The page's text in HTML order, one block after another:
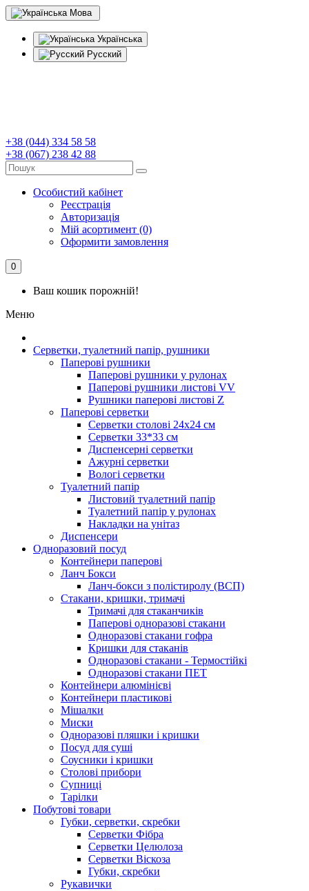
Мова
Українська
Русский
+38 (044) 334 58 58
+38 (067) 238 42 88
Особистий кабінет
Реєстрація
Авторизація
Мій асортимент (0)
Оформити замовлення
0
Ваш кошик порожній!
Меню
Серветки, туалетний папір, рушники
Паперові рушники
Паперові рушники у рулонах
Паперові рушники листові VV
Рушники паперові листові Z
Паперові серветки
Серветки столові 24х24 см
Серветки 33*33 см
Диспенсерні серветки
Ажурні серветки
Вологі серветки
Туалетний папір
Листовий туалетний папір
Туалетний папір у рулонах
Накладки на унітаз
Диспенсери
Одноразовий посуд
Контейнери паперові
Ланч Бокси
Ланч-бокси з полістиролу (ВСП)
Стакани, кришки, тримачі
Тримачі для стаканчиків
Паперові одноразові стакани
Одноразові стакани гофра
Кришки для стаканів
Одноразові стакани - Термостійкі
Одноразові стакани ПЕТ
Контейнери алюмінієві
Контейнери пластикові
Мішалки
Миски
Одноразові пляшки і кришки
Посуд для суші
Соусники і кришки
Столові прибори
Супниці
Тарілки
Побутові товари
Губки, серветки, скребки
Серветки Фібра
Серветки Целюлоза
Серветки Віскоза
Губки, скребки
Рукавички